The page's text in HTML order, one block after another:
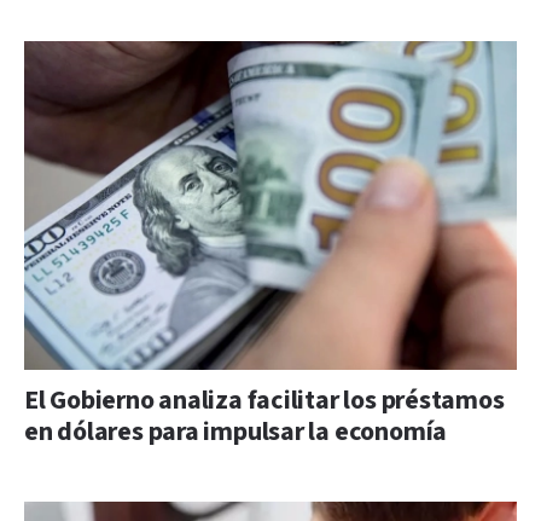
El Gobierno analiza facilitar los préstamos
en dólares para impulsar la economía